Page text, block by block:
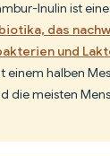
Inulin ist
das
und
einem halben
die meisten